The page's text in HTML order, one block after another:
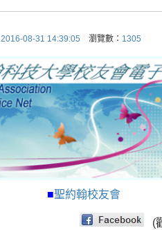
2016-08-31 14:39:05 瀏覽數： 1305
■聖約翰校友會
(